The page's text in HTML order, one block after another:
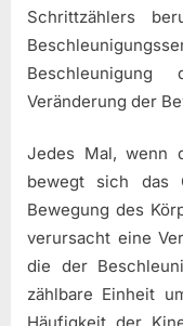
Schrittzählers
Veränderung der
Jedes Mal, wenn
bewegt sich das
Bewegung des
verursacht eine
die der
zählbare Einheit